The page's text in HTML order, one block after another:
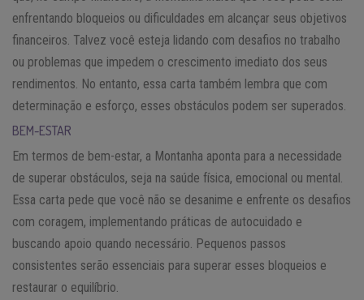
enfrentando bloqueios ou dificuldades em alcançar seus objetivos
financeiros. Talvez você esteja lidando com desafios no trabalho
ou problemas que impedem o crescimento imediato dos seus
rendimentos. No entanto, essa carta também lembra que com
determinação e esforço, esses obstáculos podem ser superados.
BEM-ESTAR
Em termos de bem-estar, a Montanha aponta para a necessidade
de superar obstáculos, seja na saúde física, emocional ou mental.
Essa carta pede que você não se desanime e enfrente os desafios
com coragem, implementando práticas de autocuidado e
buscando apoio quando necessário. Pequenos passos
consistentes serão essenciais para superar esses bloqueios e
restaurar o equilíbrio.